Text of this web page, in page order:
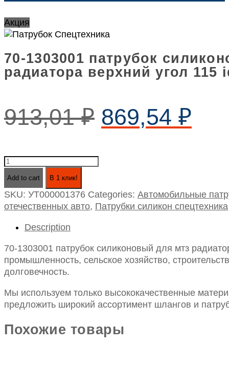
Акция
70-1303001 патрубок
радиатора верхний угол 115
913,01₽ 869,54 ₽
70-
силиконовый
для
радиатора
верхний
угол
115
id38-
256
quantity
Add to cart В 1 клик!
SKU: УТ000001376 Categories: Автомобильные
отечественных авто, Патрубки силикон спецтехника
Description
70-1303001 патрубок силиконовый для мтз
промышленность, сельское хозяйство,
долговечность.
Мы используем только высококачественные
предложить широкий ассортимент шлангов и
Похожие товары